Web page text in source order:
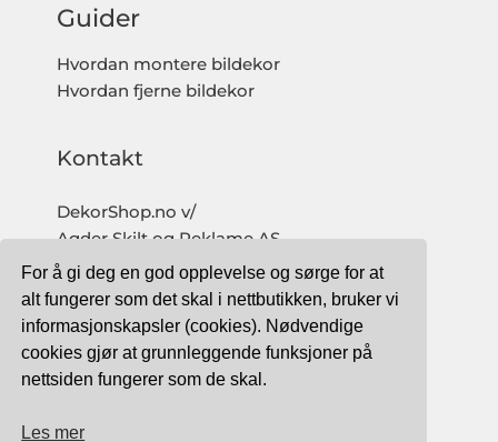
For å gi deg en god opplevelse og sørge for at
alt fungerer som det skal i nettbutikken, bruker vi
informasjonskapsler (cookies). Nødvendige
cookies gjør at grunnleggende funksjoner på
nettsiden fungerer som de skal.
Les mer
Guider
Hvordan montere bildekor
Hvordan fjerne bildekor
Kontakt
DekorShop.no v/
Agder Skilt og Reklame AS
Org. nr: 997 633 016 MVA
salg@dekorshop.no
Tlf: 959 32 123
09.00 - 16.00